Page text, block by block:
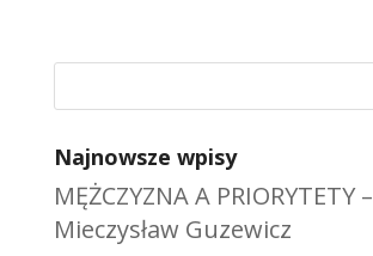
Najnowsze wpisy
MĘŻCZYZNA A PRIORYTETY –
Mieczysław Guzewicz